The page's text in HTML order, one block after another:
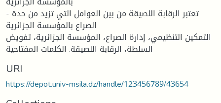
- تعتبر الرقابة اللصيقة من بين العوامل التي تزيد من حدة
الصراع بالمؤسسة الجزائرية
التمكين التنظيمي، إدارة الصراع، المؤسسة الجزائرية، تفويض
السلطة، الرقابة اللصيقة. الكلمات المفتاحية
URI
https://depot.univ-msila.dz/handle/123456789/43654